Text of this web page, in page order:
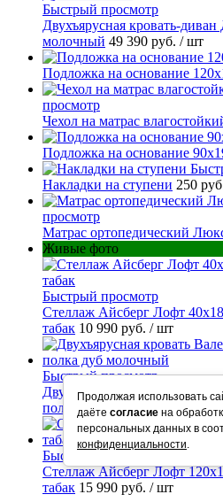
Быстрый просмотр
Двухъярусная кровать-
молочный 49 390 руб. / шт
Подложка на основание
просмотр
Чехол на матрас
Подложка на основание
Накладки на ступени 250
просмотр
Матрас ортопедический
Живые фото
Быстрый просмотр
Стеллаж Айсберг Лофт
табак 10 990 руб. / шт
Быстрый просмотр
Двухъярусная кровать
полка дуб молочный 23 790
Быстрый просмотр
Стеллаж Айсберг Лофт
табак 15 990 руб. / шт
Продолжая использовать
даёте согласие на
персональных данных в
конфиденциальности.